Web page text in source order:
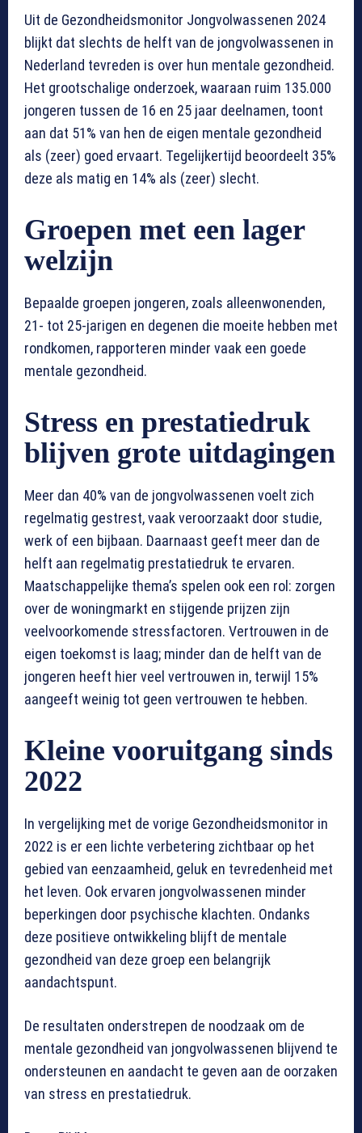
Uit de Gezondheidsmonitor Jongvolwassenen 2024
blijkt dat slechts de helft van de jongvolwassenen in
Nederland tevreden is over hun mentale gezondheid.
Het grootschalige onderzoek, waaraan ruim 135.000
jongeren tussen de 16 en 25 jaar deelnamen, toont
aan dat 51% van hen de eigen mentale gezondheid
als (zeer) goed ervaart. Tegelijkertijd beoordeelt 35%
deze als matig en 14% als (zeer) slecht.
Groepen met een lager
welzijn
Bepaalde groepen jongeren, zoals alleenwonenden,
21- tot 25-jarigen en degenen die moeite hebben met
rondkomen, rapporteren minder vaak een goede
mentale gezondheid.
Stress en prestatiedruk
blijven grote uitdagingen
Meer dan 40% van de jongvolwassenen voelt zich
regelmatig gestrest, vaak veroorzaakt door studie,
werk of een bijbaan. Daarnaast geeft meer dan de
helft aan regelmatig prestatiedruk te ervaren.
Maatschappelijke thema’s spelen ook een rol: zorgen
over de woningmarkt en stijgende prijzen zijn
veelvoorkomende stressfactoren. Vertrouwen in de
eigen toekomst is laag; minder dan de helft van de
jongeren heeft hier veel vertrouwen in, terwijl 15%
aangeeft weinig tot geen vertrouwen te hebben.
Kleine vooruitgang sinds
2022
In vergelijking met de vorige Gezondheidsmonitor in
2022 is er een lichte verbetering zichtbaar op het
gebied van eenzaamheid, geluk en tevredenheid met
het leven. Ook ervaren jongvolwassenen minder
beperkingen door psychische klachten. Ondanks
deze positieve ontwikkeling blijft de mentale
gezondheid van deze groep een belangrijk
aandachtspunt.
De resultaten onderstrepen de noodzaak om de
mentale gezondheid van jongvolwassenen blijvend te
ondersteunen en aandacht te geven aan de oorzaken
van stress en prestatiedruk.